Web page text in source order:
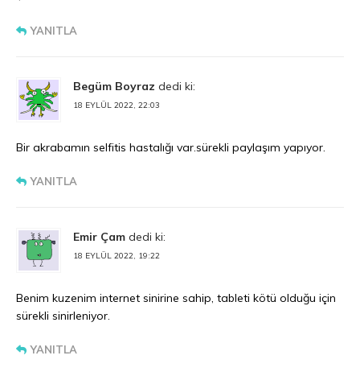
YANITLA
Begüm Boyraz dedi ki:
18 EYLÜL 2022, 22:03
Bir akrabamın selfitis hastalığı var.sürekli paylaşım yapıyor.
YANITLA
Emir Çam dedi ki:
18 EYLÜL 2022, 19:22
Benim kuzenim internet sinirine sahip, tableti kötü olduğu için
sürekli sinirleniyor.
YANITLA